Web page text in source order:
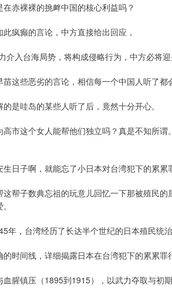
赤裸裸的挑衅中国的核心利益吗？
疯癫的言论，中方直接给出回应，
介入台海局势，将构成侵略行为，中方必将
这些恶劣的言论，相信每一个中国人听了都
是哇岛的某些人听了后，竟然十分开心。
市这个女人能帮他们独立吗？真是不知所谓。
日子啊，就能忘了小日本对台湾犯下的累累
这帮子数典忘祖的玩意儿回忆一下那被殖民
年，台湾经历了长达半个世纪的日本殖民统治
时间线，详细揭露日本在台湾犯下的累累罪
腥镇压（1895到1915），以武力夺取与初期